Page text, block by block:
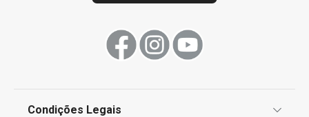
Condições Legais